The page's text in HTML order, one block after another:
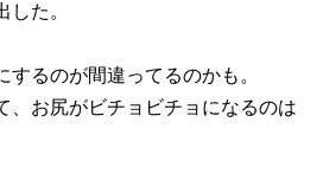
した。
するのが間違ってるのかも。
、お尻がビチョビチョになるのは